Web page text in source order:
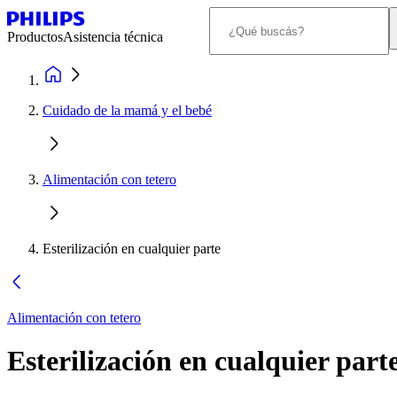
ProductosAsistencia técnica
Cuidado de la mamá y el bebé
Alimentación con tetero
Esterilización en cualquier parte
Alimentación con tetero
Esterilización en cualquier